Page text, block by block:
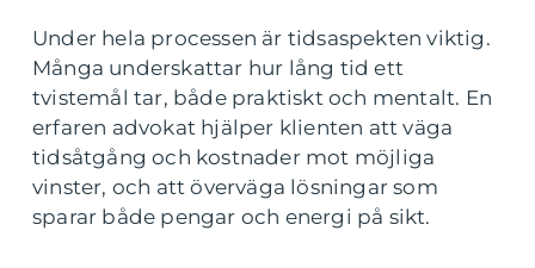
Under hela processen är tidsaspekten viktig.
Många underskattar hur lång tid ett
tvistemål tar, både praktiskt och mentalt. En
erfaren advokat hjälper klienten att väga
tidsåtgång och kostnader mot möjliga
vinster, och att överväga lösningar som
sparar både pengar och energi på sikt.